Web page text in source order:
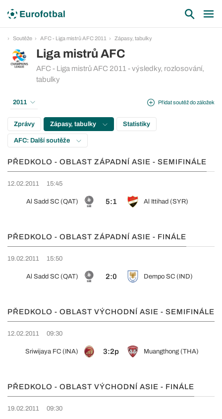
Soutěže AFC - Liga mistrů AFC 2011 Zápasy, tabulky
Liga mistrů AFC
AFC - Liga mistrů AFC 2011 - výsledky, rozlosování,
tabulky
Přidat soutěž do záložek
2011
Zprávy Zápasy, tabulky Statistiky
AFC: Další soutěže
PŘEDKOLO - OBLAST ZÁPADNÍ ASIE - SEMIFINÁLE
12.02.2011 15:45
Al Sadd SC (QAT) 5:1 Al Ittihad (SYR)
PŘEDKOLO - OBLAST ZÁPADNÍ ASIE - FINÁLE
19.02.2011 15:50
Al Sadd SC (QAT) 2:0 Dempo SC (IND)
PŘEDKOLO - OBLAST VÝCHODNÍ ASIE - SEMIFINÁLE
12.02.2011 09:30
Sriwijaya FC (INA) 3:2p Muangthong (THA)
PŘEDKOLO - OBLAST VÝCHODNÍ ASIE - FINÁLE
19.02.2011 09:30